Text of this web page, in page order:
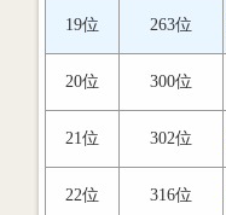
19位 263位
20位 300位
21位 302位
22位 316位